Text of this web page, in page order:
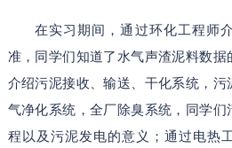
在实习期间，通过环化工程师
准，同学们知道了水气声渣泥料数
介绍污泥接收、输送、干化系统，
气净化系统，全厂除臭系统，同学
程以及污泥发电的意义；通过电热